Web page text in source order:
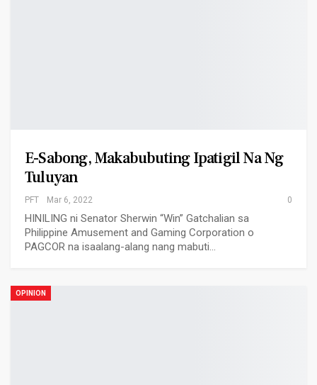
E-Sabong, Makabubuting Ipatigil Na Ng
Tuluyan
PFT Mar 6, 2022 0
HINILING ni Senator Sherwin “Win” Gatchalian sa
Philippine Amusement and Gaming Corporation o
PAGCOR na isaalang-alang nang mabuti…
OPINION